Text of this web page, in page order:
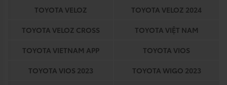
TOYOTA VELOZ
TOYOTA VELOZ 2024
TOYOTA VELOZ CROSS
TOYOTA VIỆT NAM
TOYOTA VIETNAM APP
TOYOTA VIOS
TOYOTA VIOS 2023
TOYOTA WIGO 2023